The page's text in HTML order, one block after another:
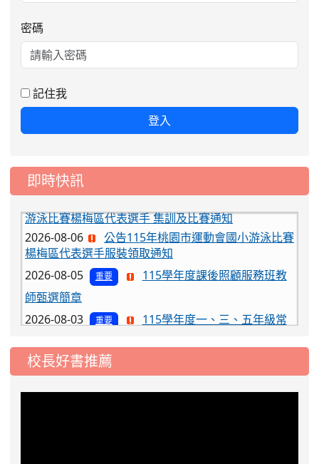
密碼
記住我
登入
即時快訊
2026-08-06
公告115年桃園市運動會國小游泳比賽
楊梅區代表選手服裝領取通知
2026-08-05
重要
115學年度課後照顧服務班教
師甄選簡章
2026-08-03
態編班結果公告
2026-07-31
公告
學校對面建案申請8月份「施
工車輛臨停」一案，請各位用路人留意
2026-07-17
公告
公告-115年桃園市運動會國小
校長好書推薦